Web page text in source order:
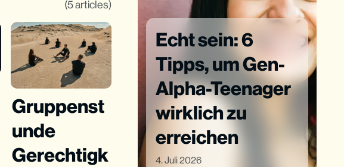
Echt sein: 6
Tipps, um Gen-
Alpha-Teenager
wirklich zu
erreichen
4. Juli 2026
(5 articles)
Gruppenst
unde
Gerechtigk